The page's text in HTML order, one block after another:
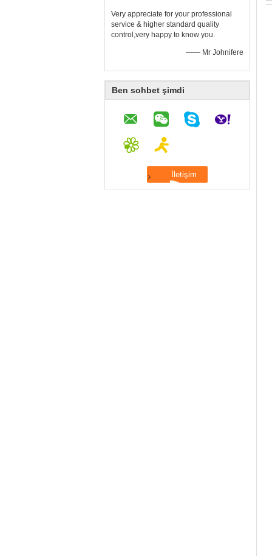
Very appreciate for your professional
service & higher standard quality
control,very happy to know you.
—— Mr Johnifere
Ben sohbet şimdi